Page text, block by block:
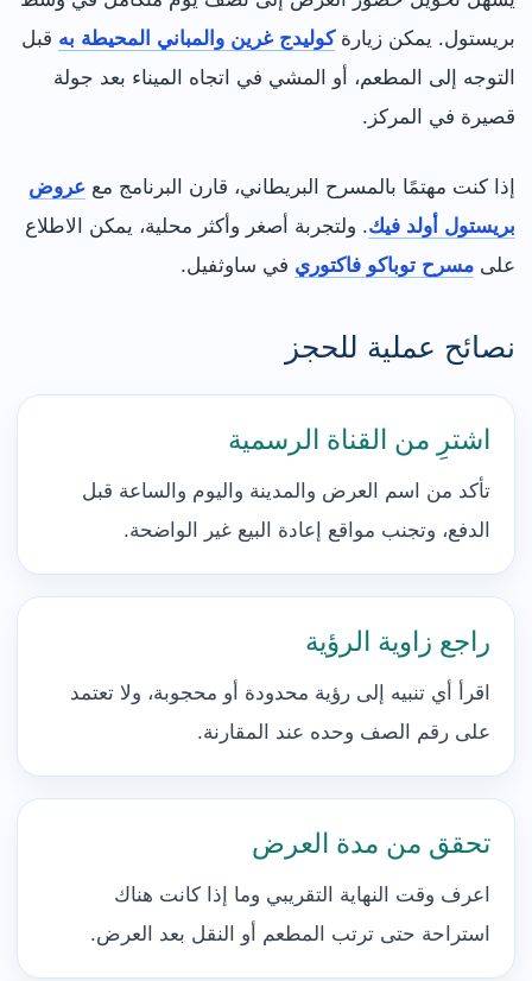
بريستول. يمكن زيارةكوليدج غرين والمباني المحيطة به قبل
التوجه إلى المطعم، أو المشي في اتجاه الميناء بعد جولة
قصيرة في المركز.
إذا كنت مهتمًا بالمسرح البريطاني، قارن البرنامج مع عروض
بريستول أولد فيك. ولتجربة أصغر وأكثر محلية، يمكن الاطلاع
على مسرح توباكو فاكتوري في ساوثفيل.
نصائح عملية للحجز
اشترِ من القناة الرسمية
تأكد من اسم العرض والمدينة واليوم والساعة قبل
الدفع، وتجنب مواقع إعادة البيع غير الواضحة.
راجع زاوية الرؤية
اقرأ أي تنبيه إلى رؤية محدودة أو محجوبة، ولا تعتمد
على رقم الصف وحده عند المقارنة.
تحقق من مدة العرض
اعرف وقت النهاية التقريبي وما إذا كانت هناك
استراحة حتى ترتب المطعم أو النقل بعد العرض.